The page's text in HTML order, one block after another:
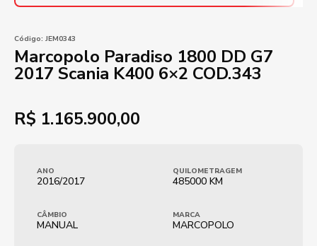
Código: JEM0343
Marcopolo Paradiso 1800 DD G7
2017 Scania K400 6×2 COD.343
R$ 1.165.900,00
ANO
2016/2017
QUILOMETRAGEM
485000 KM
CÂMBIO
MANUAL
MARCA
MARCOPOLO